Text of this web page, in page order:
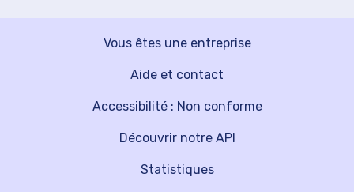
Vous êtes une entreprise
Découvrir notre API
Aide et contact
Statistiques
Accessibilité : Non conforme